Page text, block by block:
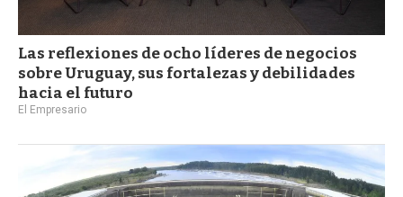
Las reflexiones de ocho líderes de negocios
sobre Uruguay, sus fortalezas y debilidades
hacia el futuro
El Empresario